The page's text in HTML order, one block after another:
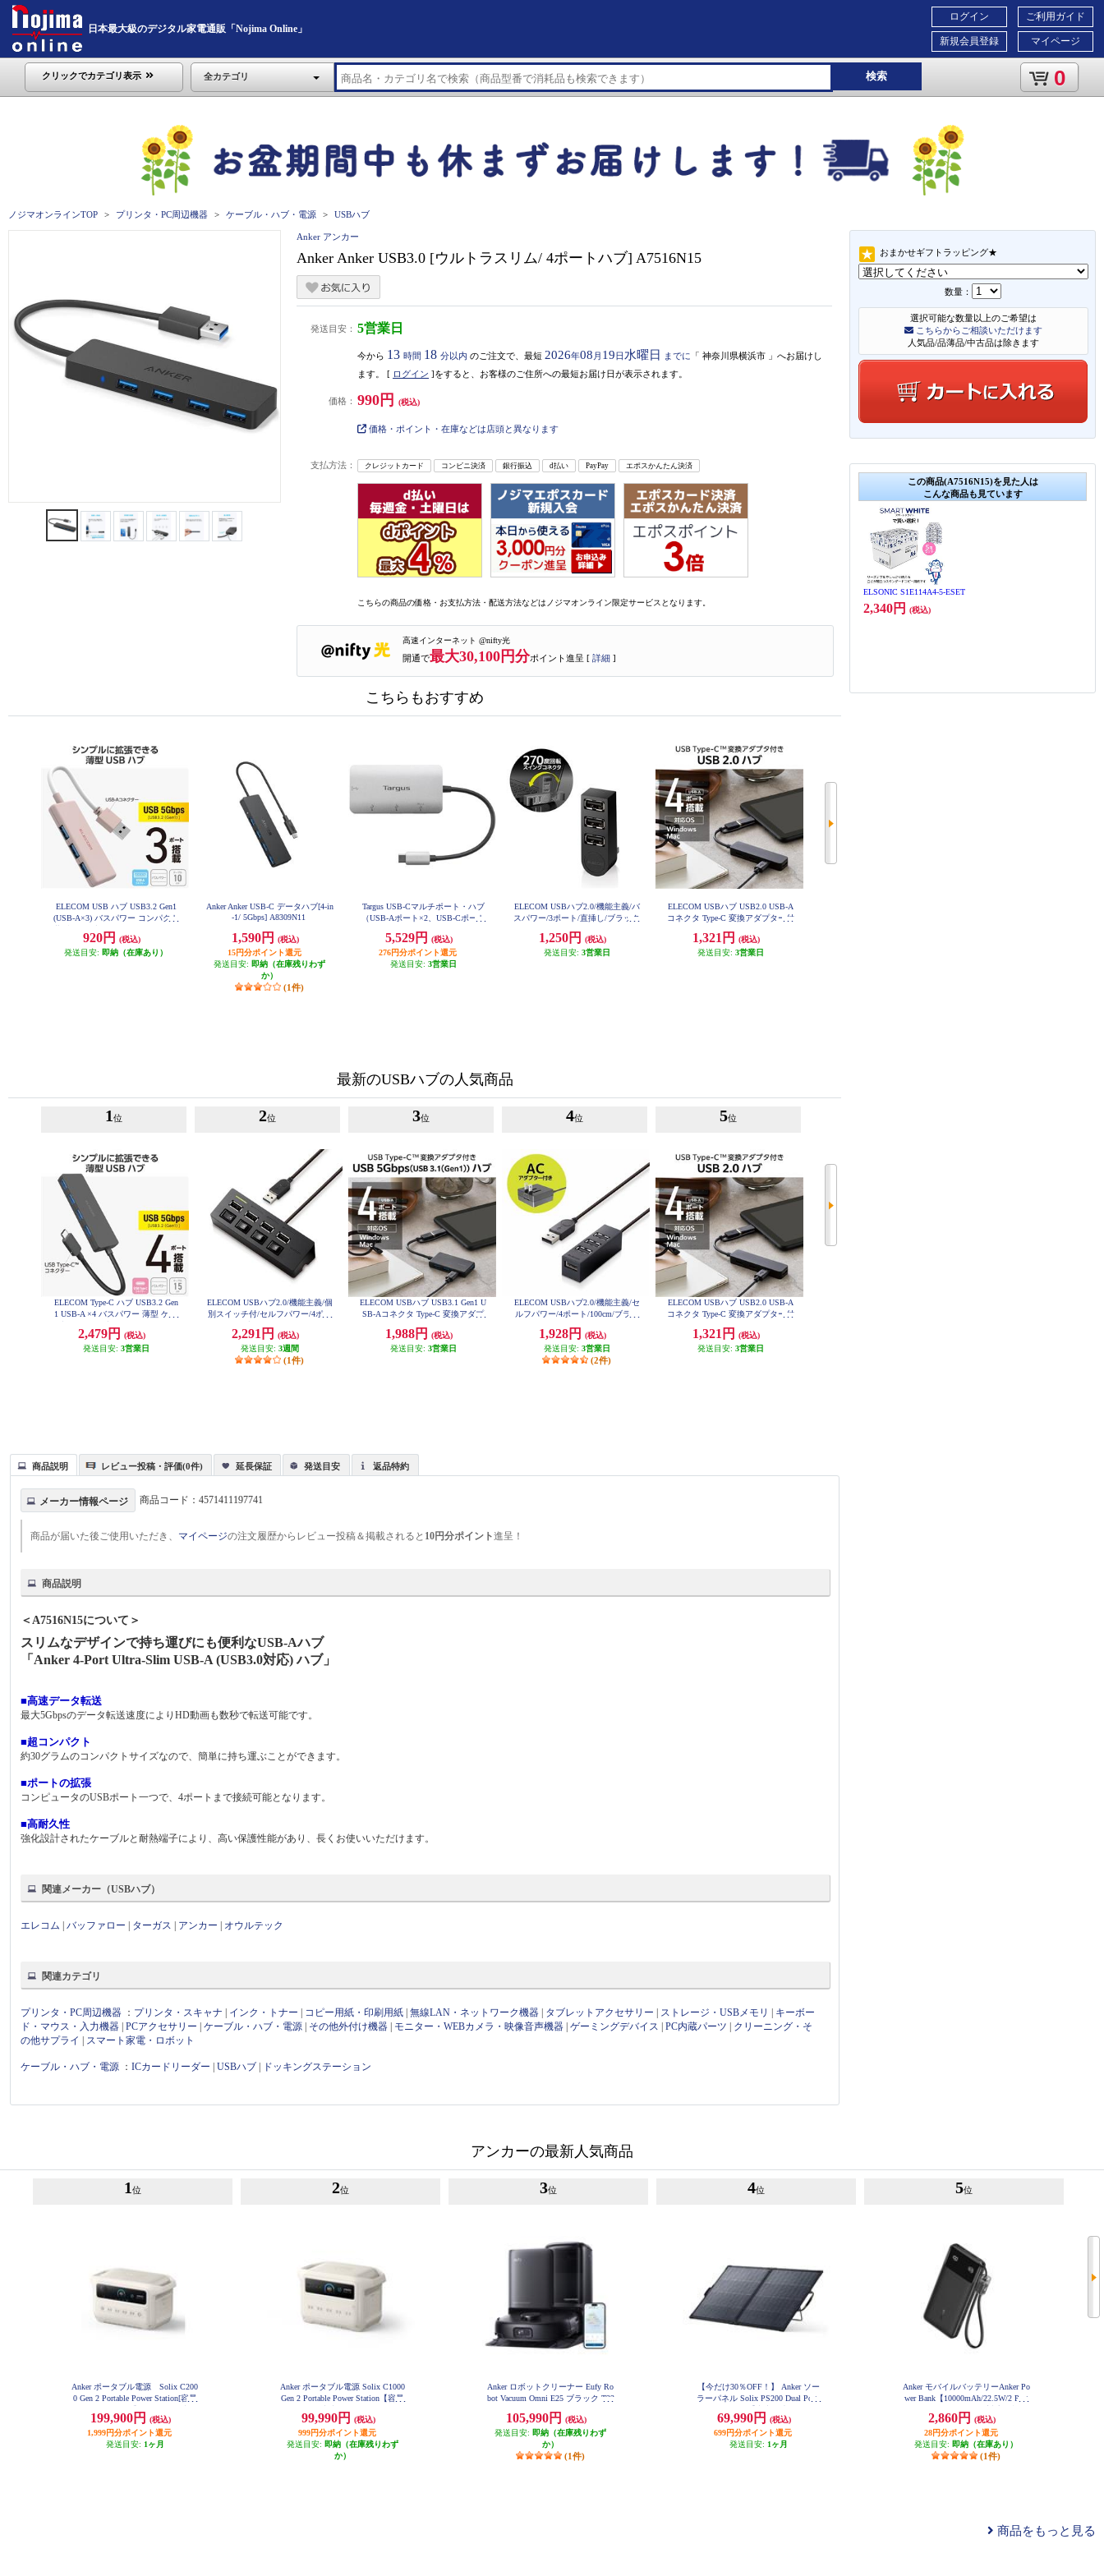
日本最大級のデジタル家電通販「Nojima Online」
ご利用ガイド
マイページ
ログイン
新規会員登録
クリックでカテゴリ表示 全カテゴリ 検索 0
ノジマオンラインTOP プリンタ・PC周辺機器 ケーブル・ハブ・電源 USBハブ
おまかせギフトラッピング★
数量：
選択可能な数量以上のご希望は
こちらからご相談いただけます
人気品/品薄品/中古品は除きます
この商品(A7516N15)を見た人は
こんな商品も見ています
ELSONIC S1E114A4-5-ESET
2,340円 (税込)
Anker アンカー
Anker Anker USB3.0 [ウルトラスリム/ 4ポートハブ] A7516N15
発送目安： 5営業日
今から 13 時間 18 分以内 のご注文で、最短 2026年08 月 19日 水曜日 までに 「 神奈川県横浜市 」 へお届けし
ます。 [ ログイン ]をすると、お客様のご住所への最短お届け日が表示されます。
価格： 990円 (税込)
価格・ポイント・在庫などは店頭と異なります
支払方法： クレジットカード コンビニ決済 銀行振込 d払い PayPay エポスかんたん決済
こちらの商品の価格・お支払方法・配送方法などはノジマオンライン限定サービスとなります。
高速インターネット @nifty光
開通で最大30,100円分ポイント進呈 [ 詳細 ]
こちらもおすすめ
ELECOM USB ハブ USB3.2 Gen1
(USB-A×3) バスパワー コンパクト
H030PN
920円
(税込)
発送目安: 即納（在庫あり）
Anker Anker USB-C データハブ[4-in
-1/ 5Gbps] A8309N11
1,590円
(税込)
15円分ポイント還元
発送目安: 即納（在庫残りわず
か）
(1件)
Targus USB-Cマルチポート・ハブ
（USB-Aポート×2、USB-Cポート
228AP-51
5,529円
(税込)
276円分ポイント還元
発送目安: 3営業日
ELECOM USBハブ2.0/機能主義/バ
スパワー/3ポート/直挿し/ブラック
1,250円
(税込)
発送目安: 3営業日
ELECOM USBハブ USB2.0 USB-A
コネクタ Type-C 変換アダプター付
ィックタイプ ブラック U2H-CA40
03BBK
1,321円
(税込)
発送目安: 3営業日
最新のUSBハブの人気商品
1 位
ELECOM Type-C ハブ USB3.2 Gen
1 USB-A ×4 バスパワー 薄型 ケー
BK
2,479円
(税込)
発送目安: 3営業日
2位
ELECOM USBハブ2.0/機能主義/個
別スイッチ付/セルフパワー/4ポー
K
2,291円
(税込)
発送目安: 3週間
(1件)
3位
ELECOM USBハブ USB3.1 Gen1 U
SB-Aコネクタ Type-C 変換アダプ
ー 超薄型 ブラック U3H-CA4004B
BK
1,988円
(税込)
発送目安: 3営業日
4位
ELECOM USBハブ2.0/機能主義/セ
ルフパワー/4ポート/100cm/ブラッ
1,928円
(税込)
発送目安: 3営業日
(2件)
5位
ELECOM USBハブ USB2.0 USB-A
コネクタ Type-C 変換アダプター付
ィックタイプ ブラック U2H-CA40
03BBK
1,321円
(税込)
発送目安: 3営業日
商品説明 レビュー投稿・評価(0件) 延長保証 発送目安 返品特約
メーカー情報ページ 商品コード：4571411197741
商品が届いた後ご使用いただき、 マイページの注文履歴からレビュー投稿＆掲載されると 10円分ポイント進呈！
商品説明
＜A7516N15について＞
スリムなデザインで持ち運びにも便利なUSB-Aハブ
「Anker 4-Port Ultra-Slim USB-A (USB3.0対応) ハブ」
■高速データ転送
最大5Gbpsのデータ転送速度によりHD動画も数秒で転送可能です。
■超コンパクト
約30グラムのコンパクトサイズなので、簡単に持ち運ぶことができます。
■ポートの拡張
コンピュータのUSBポート一つで、4ポートまで接続可能となります。
■高耐久性
強化設計されたケーブルと耐熱端子により、高い保護性能があり、長くお使いいただけます。
関連メーカー（USBハブ）
エレコム |バッファロー ターガス アンカー オウルテック
関連カテゴリ
プリンタ・PC周辺機器 ： プリンタ・スキャナ インク・トナー コピー用紙・印刷用紙 |無線LAN・ネットワーク機器 タブレットアクセサリー ストレージ・USBメモリ
キーボー
ド・マウス・入力機器 |PCアクセサリー |ケーブル・ハブ・電源 その他外付け機器 モニター・WEBカメラ・映像音声機器 |ゲーミングデバイス |PC内蔵パーツ
クリーニング・そ
の他サプライ
スマート家電・ロボット
ケーブル・ハブ・電源 ：ICカードリーダー |USBハブ ドッキングステーション
アンカーの最新人気商品
1 位
Anker ポータブル電源 Solix C200
0 Gen 2 Portable Power Station[容量
電時間 約99分/ ] A1783521
199,900円
(税込)
1,999円分ポイント還元
発送目安: 1ヶ月
2位
Anker ポータブル電源 Solix C1000
Gen 2 Portable Power Station【容量
-C×3/USB-A×1/シガーソケット×
1】 A1763521
99,990円
(税込)
999円分ポイント還元
発送目安: 即納（在庫残りわず
か）
3位
Anker ロボットクリーナー Eufy Ro
bot Vacuum Omni E25 ブラック T23
105,990円
(税込)
発送目安: 即納（在庫残りわず
か）
(1件)
4位
【今だけ30％OFF！】 Anker ソー
ラーパネル Solix PS200 Dual Porta
さ4.8kg/アルミフレーム/10年使え
る長寿命】 AS320011
69,990円
(税込)
699円分ポイント還元
発送目安: 1ヶ月
5位
Anker モバイルバッテリーAnker Po
wer Bank【10000mAh/22.5W/2 Port
ｸ】 A1388N11
2,860円
(税込)
28円分ポイント還元
発送目安: 即納（在庫あり）
(1件)
商品をもっと見る